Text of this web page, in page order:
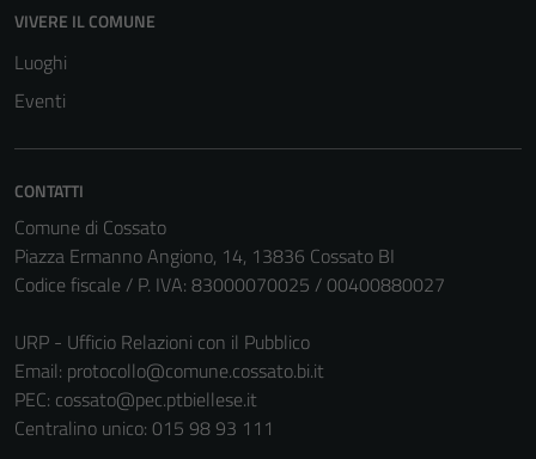
VIVERE IL COMUNE
Luoghi
Eventi
CONTATTI
Comune di Cossato
Piazza Ermanno Angiono, 14, 13836 Cossato BI
Codice fiscale / P. IVA: 83000070025 / 00400880027
URP - Ufficio Relazioni con il Pubblico
Email: protocollo@comune.cossato.bi.it
PEC: cossato@pec.ptbiellese.it
Centralino unico: 015 98 93 111